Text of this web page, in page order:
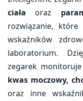
ciała oraz
rozwiązanie, które
wskaźników
laboratorium.
zegarek
kwas moczowy,
oraz inne